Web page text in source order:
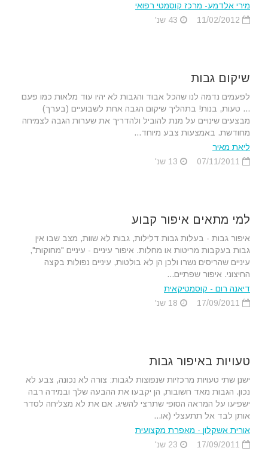
מירי אלדמע- מרכז קוסמטי רפואי
שיקום גבות
לפעמים נדמה לנו שהכל אבוד והגבות לא יהיו עוד מלאות כמו פעם
... טעות, בנות! בתהליך שיקום הגבה אחת לשבועיים (בערך)
מבצעים שינויים על מנת להוביל ולהדריך את שערות הגבה לצמיחה
מחודשת. באמצעות צבע מיוחד...
ליאת מאיר
למי מתאים איפור קבוע
איפור גבות - בעלות גבות דלילות, גבות לא שוות, מצב שבו אין
גבות בעקבות מריטות או מחלות. איפור עיניים - עיניים "מחוקות",
עיניים שהריסים נשרו ולכן הן לא בולטות, עיניים נפולות בקצה
החיצוני. איפור שפתיים...
דיאנה רום - קוסמטיקאית
טעויות באיפור גבות
ישנן שתי טעויות מרכזיות שנפוצות לגבות: צורה לא נכונה, צבע לא
נכון. הגבות מאד חשובות, הן יקבעו את ההבעה שלך ובמידה רבה
ישפיעו על המראה הסופי שתרצי להשיג. אם את לא מצליחה לסדר
אותן לבד אל תתעצלי (או...
אורית אשקלון - מאפרת מקצועית